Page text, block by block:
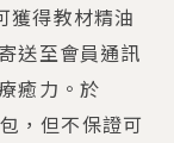
得教材精油
送至會員通訊
癒力。於
，但不保證可